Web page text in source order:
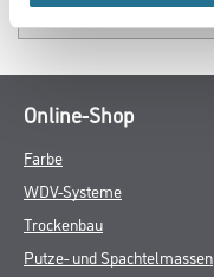
SPEZIFIKATIONEN
Online-Shop
Farbe
WDV-Systeme
Trockenbau
Putze- und Spachtelmassen